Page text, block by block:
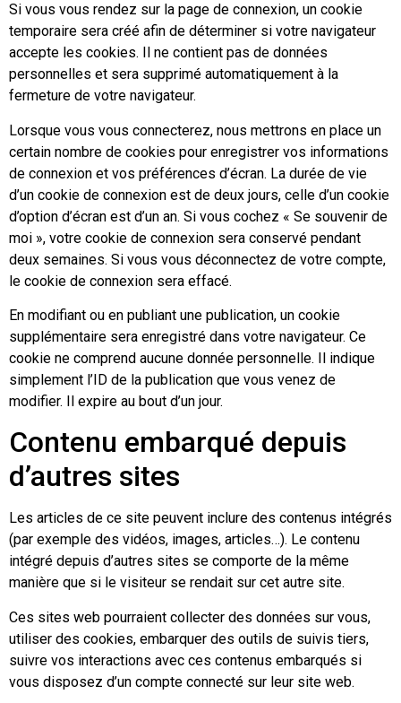
Si vous vous rendez sur la page de connexion, un cookie
temporaire sera créé afin de déterminer si votre navigateur
accepte les cookies. Il ne contient pas de données
personnelles et sera supprimé automatiquement à la
fermeture de votre navigateur.
Lorsque vous vous connecterez, nous mettrons en place un
certain nombre de cookies pour enregistrer vos informations
de connexion et vos préférences d’écran. La durée de vie
d’un cookie de connexion est de deux jours, celle d’un cookie
d’option d’écran est d’un an. Si vous cochez « Se souvenir de
moi », votre cookie de connexion sera conservé pendant
deux semaines. Si vous vous déconnectez de votre compte,
le cookie de connexion sera effacé.
En modifiant ou en publiant une publication, un cookie
supplémentaire sera enregistré dans votre navigateur. Ce
cookie ne comprend aucune donnée personnelle. Il indique
simplement l’ID de la publication que vous venez de
modifier. Il expire au bout d’un jour.
Contenu embarqué depuis
d’autres sites
Les articles de ce site peuvent inclure des contenus intégrés
(par exemple des vidéos, images, articles…). Le contenu
intégré depuis d’autres sites se comporte de la même
manière que si le visiteur se rendait sur cet autre site.
Ces sites web pourraient collecter des données sur vous,
utiliser des cookies, embarquer des outils de suivis tiers,
suivre vos interactions avec ces contenus embarqués si
vous disposez d’un compte connecté sur leur site web.